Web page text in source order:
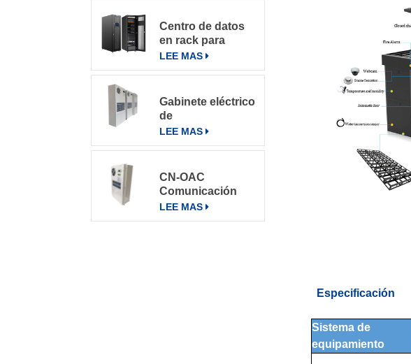
Centro de datos
en rack para
varios entornos
LEE MAS
Gabinete eléctrico
de
telecomunicaciones
Aire
Aire
acondicionado
LEE MAS
CN-OAC
Comunicación
exterior Gabinete
eléctrico Aire
LEE MAS
Especificación
Sistema de
equipamiento